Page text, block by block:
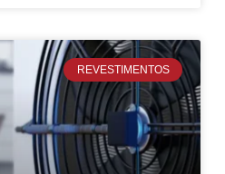
REVESTIMENTOS